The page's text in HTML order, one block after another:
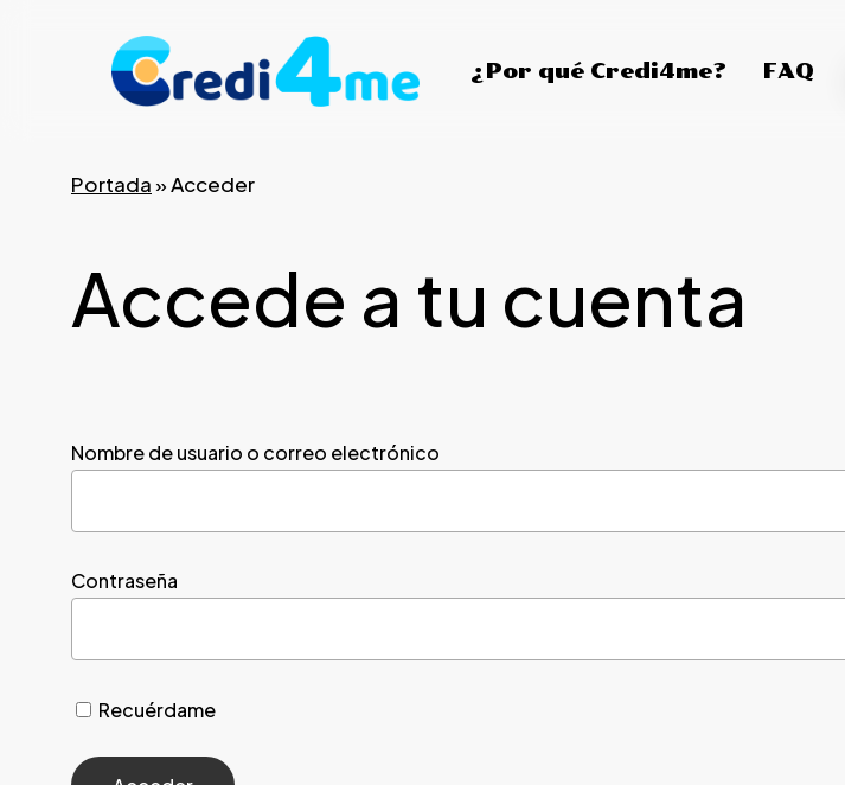
¿Por qué Credi4me? FAQ
Portada»Acceder
Accede a tu cuenta
Nombre de usuario o correo electrónico
Contraseña
Recuérdame